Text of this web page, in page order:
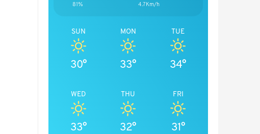
81%
4.7Km/h
SUN
30°
MON
33°
TUE
34°
WED
33°
THU
32°
FRI
31°